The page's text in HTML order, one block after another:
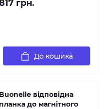
грн.
До кошика
Buonelle відповідна
планка до магнітного